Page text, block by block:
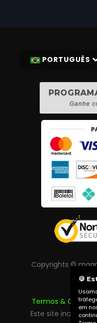
PORTUGUÊS
Ganhe
Copyrights ©
Termos &
Este site inclui
🍪
em